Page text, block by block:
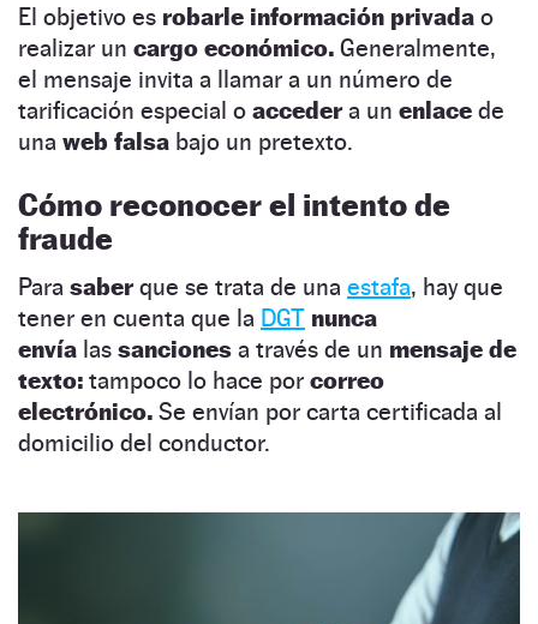
El objetivo es robarle información privada o
realizar un cargo económico. Generalmente,
el mensaje invita a llamar a un número de
tarificación especial o accedera un enlace de
una web falsa bajo un pretexto.
Cómo reconocer el intento de
fraude
Para saberque se trata de una estafa, hay que
tener en cuenta que la DGT nunca
envía las sanciones a través de un mensaje de
texto: tampoco lo hace por correo
electrónico. Se envían por carta certificada al
domicilio del conductor.